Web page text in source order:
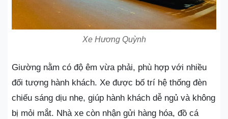
Xe Hương Quỳnh
Giường nằm có độ êm vừa phải, phù hợp với nhiều
đối tượng hành khách. Xe được bố trí hệ thống đèn
chiếu sáng dịu nhẹ, giúp hành khách dễ ngủ và không
bị mỏi mắt. Nhà xe còn nhận gửi hàng hóa, đồ cá